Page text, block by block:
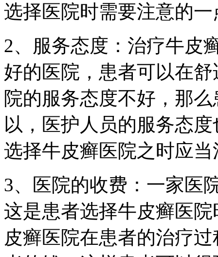
选择医院时需要注意的一
2、服务态度：治疗牛皮
好的医院，患者可以在
院的服务态度不好，那
以，医护人员的服务态
选择牛皮癣医院之时应
3、医院的收费：一家医
这是患者选择牛皮癣医
皮癣医院在患者的治疗